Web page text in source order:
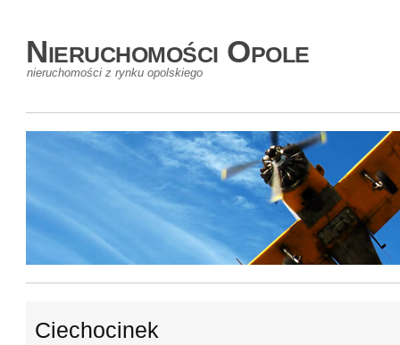
Nieruchomości Opole
nieruchomości z rynku opolskiego
Ciechocinek